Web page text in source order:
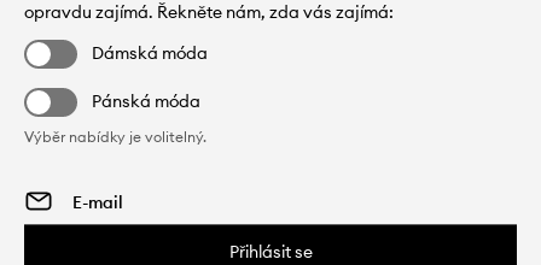
opravdu zajímá. Řekněte nám, zda vás zajímá:
Dámská móda
Pánská móda
Výběr nabídky je volitelný.
Přihlásit se